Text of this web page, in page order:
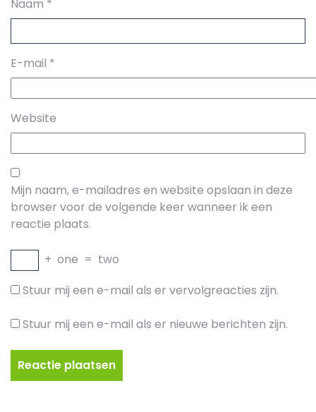
Naam *
E-mail *
Website
Mijn naam, e-mailadres en website opslaan in deze
browser voor de volgende keer wanneer ik een
reactie plaats.
+ one = two
Stuur mij een e-mail als er vervolgreacties zijn.
Stuur mij een e-mail als er nieuwe berichten zijn.